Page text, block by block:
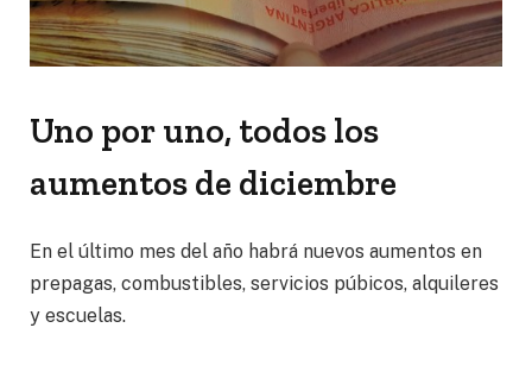
Uno por uno, todos los
aumentos de diciembre
En el último mes del año habrá nuevos aumentos en
prepagas, combustibles, servicios púbicos, alquileres
y escuelas.